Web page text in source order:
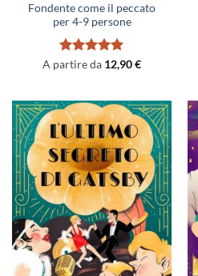
Fondente come il peccato
per 4-9 persone
Valutato5
A partire da 12,90€